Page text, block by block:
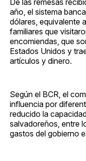
año, el sistema
dólares, equivalente
familiares que
encomiendas, que
Estados Unidos y
artículos y dinero.
Según el BCR, el
influencia por
reducido la
salvadoreños, entre
gastos del gobierno